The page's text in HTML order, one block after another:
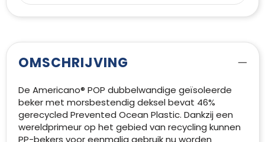
OMSCHRIJVING
De Americano® POP dubbelwandige geïsoleerde
beker met morsbestendig deksel bevat 46%
gerecycled Prevented Ocean Plastic. Dankzij een
wereldprimeur op het gebied van recycling kunnen